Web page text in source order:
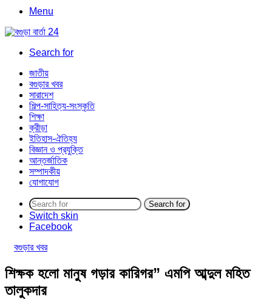
Menu
Search for
জাতীয়
বগুড়ার খবর
সারাদেশ
শিল্প-সাহিত্য-সংস্কৃতি
শিক্ষা
ক্রীড়া
ইতিহাস-ঐতিহ্য
বিজ্ঞান ও প্রযুক্তি
আন্তর্জাতিক
সম্পাদকীয়
যোগাযোগ
Search for
Switch skin
Facebook
বগুড়ার খবর
শিক্ষক হলো মানুষ গড়ার কারিগর” এমপি আব্দুল মহিত
তালুকদার